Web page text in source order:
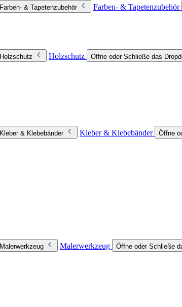
& Tapetenzubehör Farben- & Tapetenzubehör
Holzschutz Öffne oder Schließe das
& Klebebänder Kleber & Klebebänder Öffne
Malerwerkzeug Öffne oder Schließe